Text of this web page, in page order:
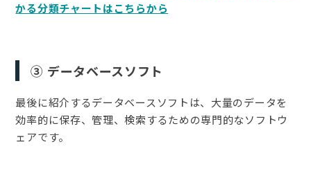
かる分類チャートはこちらから
③ データベースソフト
最後に紹介するデータベースソフトは、大量のデータを
効率的に保存、管理、検索するための専門的なソフトウ
ェアです。